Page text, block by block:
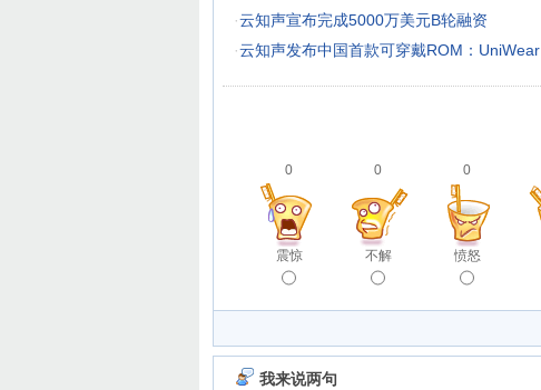
·云知声宣布完成5000万美元B轮融资
·云知声发布中国首款可穿戴ROM：UniWear
0
震惊
0
不解
0
愤怒